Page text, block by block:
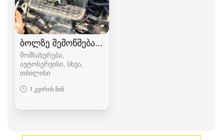
ბოლზე შემოწმება გამოძახებით
მომსახურება,
ავტოსერვისი, სხვა
თბილისი
1 კვირის წინ